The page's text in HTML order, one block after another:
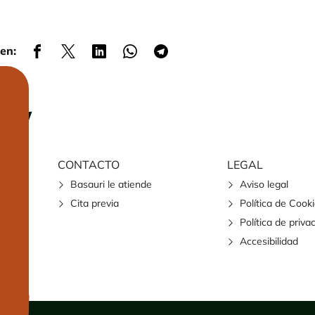
CONTACTO
Basauri le atiende
Cita previa
LEGAL
Aviso legal
Política de
Política de
Accesibilidad